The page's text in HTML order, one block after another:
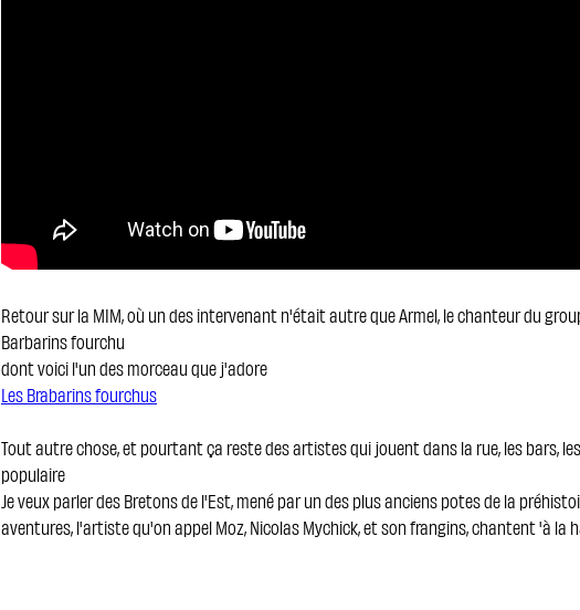
Retour sur la MIM, où un des intervenant n'était autre que Armel, le chanteur du
Barbarins fourchu
dont voici l'un des morceau que j'adore
Les Brabarins fourchus
Tout autre chose, et pourtant ça reste des artistes qui jouent dans la rue, les bars,
populaire
Je veux parler des Bretons de l'Est, mené par un des plus anciens potes de la
aventures, l'artiste qu'on appel Moz, Nicolas Mychick, et son frangins, chantent 'à la